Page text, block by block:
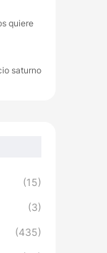
quiere
saturno
(15)
(3)
(435)